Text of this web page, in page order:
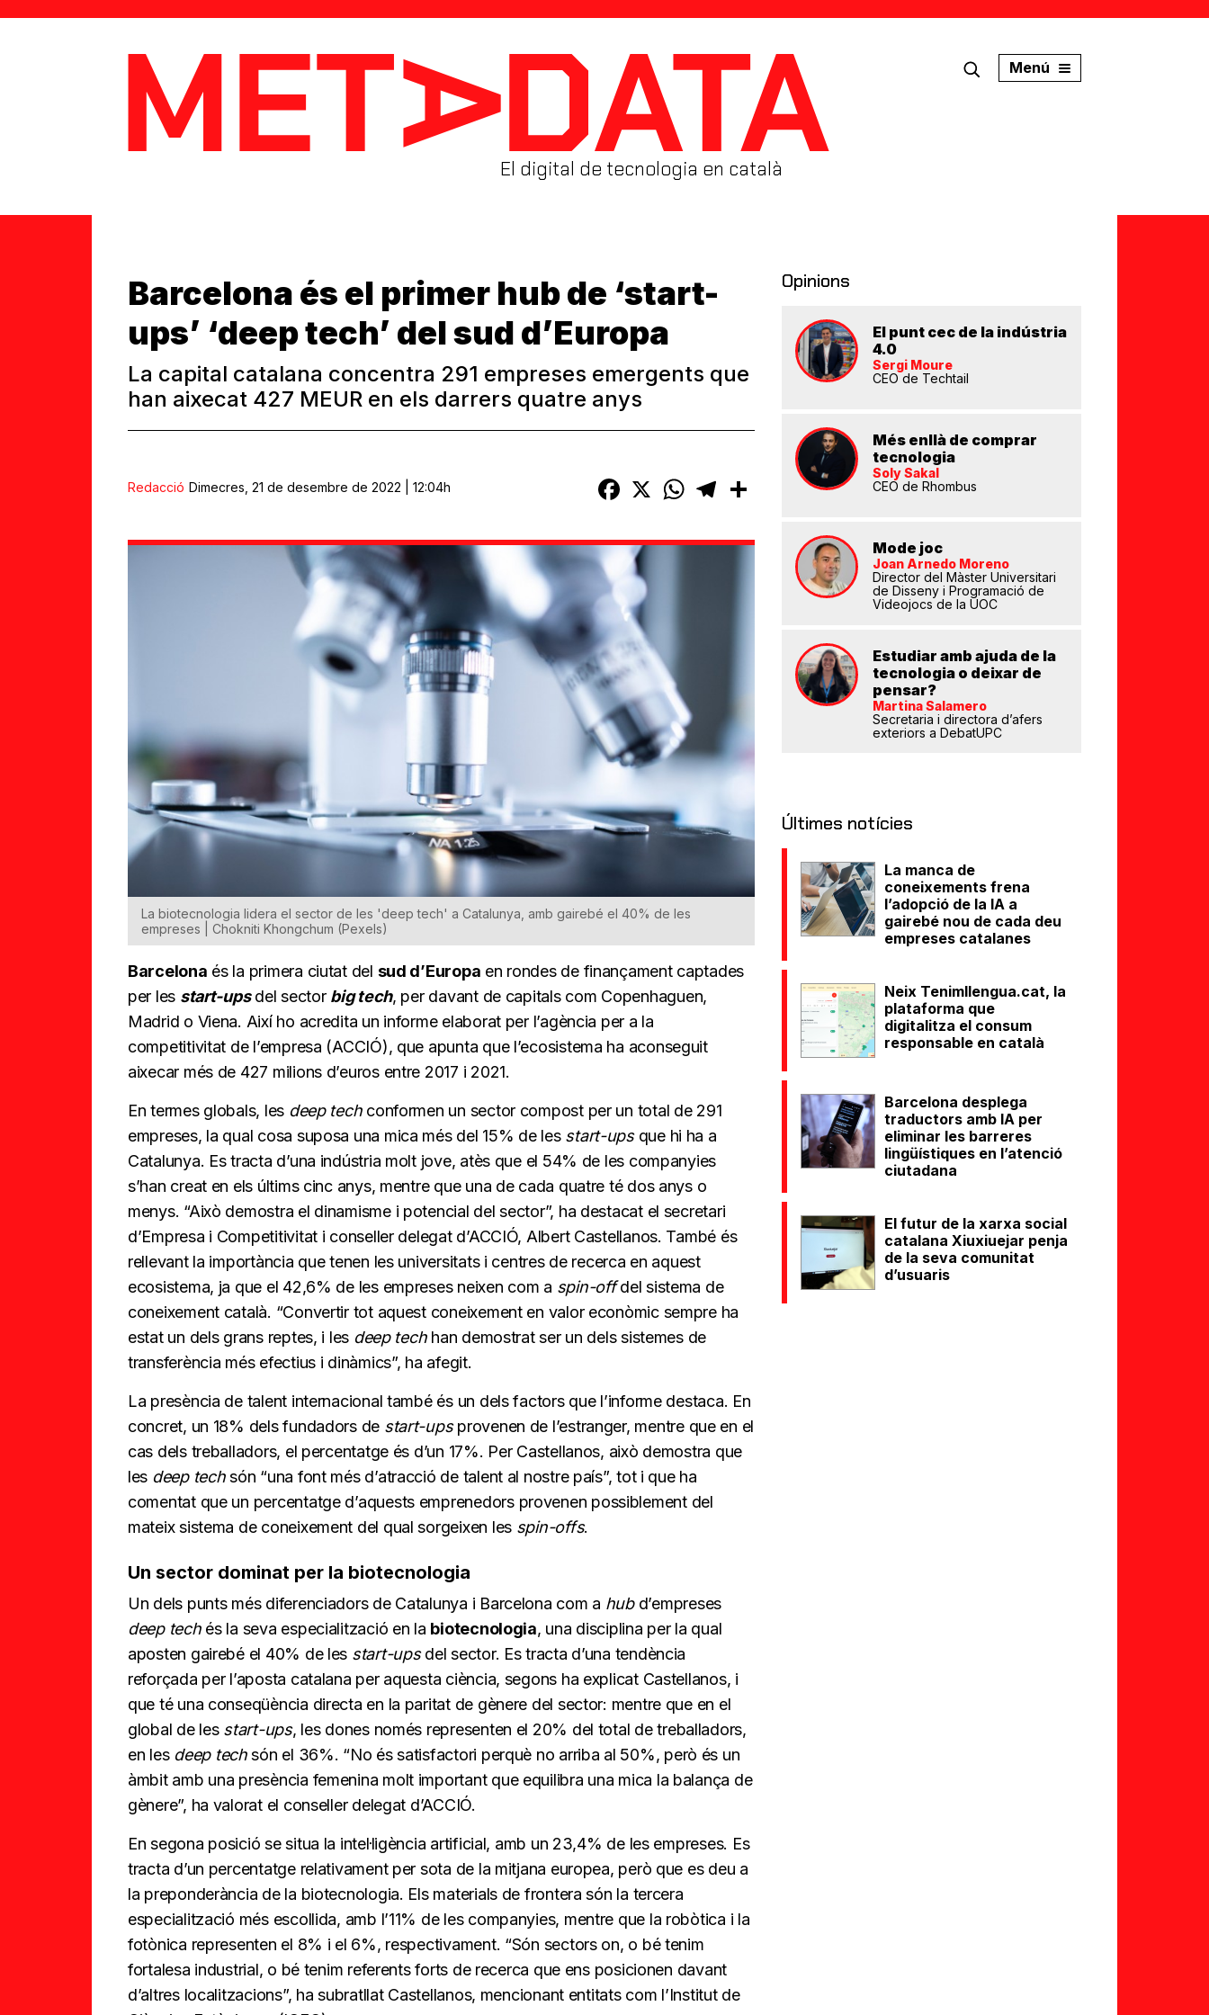
MetaData
El digital de tecnologia en català
Menú
Barcelona és el primer hub de ‘start-
ups’ ‘deep tech’ del sud d’Europa
La capital catalana concentra 291 empreses emergents que
han aixecat 427 MEUR en els darrers quatre anys
Redacció Dimecres, 21 de desembre de 2022 | 12:04h Facebook
X WhatsAppTelegramComparteix
La biotecnologia lidera el sector de les 'deep tech' a Catalunya, amb gairebé el 40% de les
empreses | Chokniti Khongchum (Pexels)
Barcelona és la primera ciutat del sud d’Europa en rondes de finançament captades
per les start-upsdel sector big tech, per davant de capitals com Copenhaguen,
Madrid o Viena. Així ho acredita un informe elaborat per l’agència per a la
competitivitat de l’empresa (ACCIÓ), que apunta que l’ecosistema ha aconseguit
aixecar més de 427 milions d’euros entre 2017 i 2021.
En termes globals, les deep techconformen un sector compost per un total de 291
empreses, la qual cosa suposa una mica més del 15% de les start-upsque hi ha a
Catalunya. Es tracta d’una indústria molt jove, atès que el 54% de les companyies
s’han creat en els últims cinc anys, mentre que una de cada quatre té dos anys o
menys. “Això demostra el dinamisme i potencial del sector”, ha destacat el secretari
d’Empresa i Competitivitat i conseller delegat d’ACCIÓ, Albert Castellanos. També és
rellevant la importància que tenen les universitats i centres de recerca en aquest
ecosistema, ja que el 42,6% de les empreses neixen com a spin-offdel sistema de
coneixement català. “Convertir tot aquest coneixement en valor econòmic sempre ha
estat un dels grans reptes, i les deep techhan demostrat ser un dels sistemes de
transferència més efectius i dinàmics”, ha afegit.
La presència de talent internacional també és un dels factors que l’informe destaca. En
concret, un 18% dels fundadors de start-upsprovenen de l’estranger, mentre que en el
cas dels treballadors, el percentatge és d’un 17%. Per Castellanos, això demostra que
les deep techsón “una font més d’atracció de talent al nostre país”, tot i que ha
comentat que un percentatge d’aquests emprenedors provenen possiblement del
mateix sistema de coneixement del qual sorgeixen les spin-offs.
Un sector dominat per la biotecnologia
Un dels punts més diferenciadors de Catalunya i Barcelona com a hubd’empreses
deep techés la seva especialització en la biotecnologia, una disciplina per la qual
aposten gairebé el 40% de les start-upsdel sector. Es tracta d’una tendència
reforçada per l’aposta catalana per aquesta ciència, segons ha explicat Castellanos, i
que té una conseqüència directa en la paritat de gènere del sector: mentre que en el
global de les start-ups, les dones només representen el 20% del total de treballadors,
en les deep techsón el 36%. “No és satisfactori perquè no arriba al 50%, però és un
àmbit amb una presència femenina molt important que equilibra una mica la balança de
gènere”, ha valorat el conseller delegat d’ACCIÓ.
En segona posició se situa la intel·ligència artificial, amb un 23,4% de les empreses. Es
tracta d’un percentatge relativament per sota de la mitjana europea, però que es deu a
la preponderància de la biotecnologia. Els materials de frontera són la tercera
especialització més escollida, amb l’11% de les companyies, mentre que la robòtica i la
fotònica representen el 8% i el 6%, respectivament. “Són sectors on, o bé tenim
fortalesa industrial, o bé tenim referents forts de recerca que ens posicionen davant
d’altres localitzacions”, ha subratllat Castellanos, mencionant entitats com l’Institut de
Opinions
El punt cec de la indústria
4.0
Sergi Moure
CEO de Techtail
Més enllà de comprar
tecnologia
Soly Sakal
CEO de Rhombus
Mode joc
Joan Arnedo Moreno
Director del Màster Universitari
de Disseny i Programació de
Videojocs de la UOC
Estudiar amb ajuda de la
tecnologia o deixar de
pensar?
Martina Salamero
Secretaria i directora d’afers
exteriors a DebatUPC
Últimes notícies
La manca de
coneixements frena
l’adopció de la IA a
gairebé nou de cada deu
empreses catalanes
Neix Tenimllengua.cat, la
plataforma que
digitalitza el consum
responsable en català
Barcelona desplega
traductors amb IA per
eliminar les barreres
lingüístiques en l’atenció
ciutadana
El futur de la xarxa social
catalana Xiuxiuejar penja
de la seva comunitat
d’usuaris